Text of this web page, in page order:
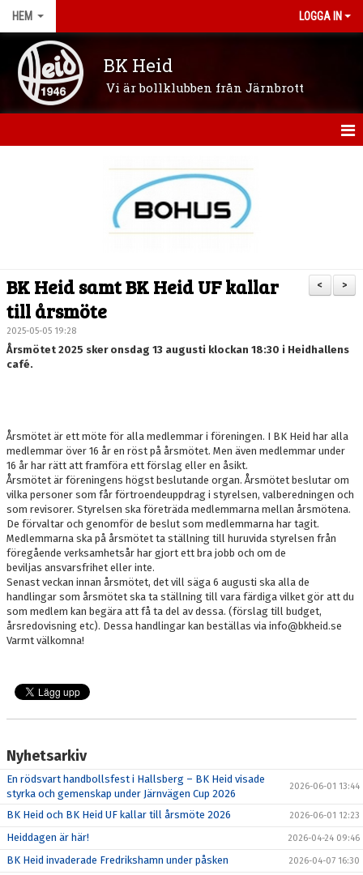
HEM LOGGA IN
BK Heid
Vi är bollklubben från Järnbrott
KONTAKT
HEID CUPEN
STÖTTA BK HEID - BLI MEDLEM!
HANDBOLLSGYMNASIUM
DIGITALT MATCHPROGRAM
>
<
BK Heid samt BK Heid UF kallar
till årsmöte
2025-05-05 19:28
Årsmötet 2025 sker onsdag 13 augusti klockan 18:30 i Heidhallens
café.
Årsmötet är ett möte för alla medlemmar i föreningen. I BK Heid har alla
medlemmar över 16 år en röst på årsmötet. Men även medlemmar under
16 år har rätt att framföra ett förslag eller en åsikt.
Årsmötet är föreningens högst beslutande organ. Årsmötet beslutar om
vilka personer som får förtroendeuppdrag i styrelsen, valberedningen och
som revisorer. Styrelsen ska företräda medlemmarna mellan årsmötena.
De förvaltar och genomför de beslut som medlemmarna har tagit.
Medlemmarna ska på årsmötet ta ställning till huruvida styrelsen från
föregående verksamhetsår har gjort ett bra jobb och om de
beviljas ansvarsfrihet eller inte.
Senast veckan innan årsmötet, det vill säga 6 augusti ska alla de
handlingar som årsmötet ska ta ställning till vara färdiga vilket gör att du
som medlem kan begära att få ta del av dessa. (förslag till budget,
årsredovisning etc). Dessa handlingar kan beställas via info@bkheid.se
Varmt välkomna!
Nyhetsarkiv
En rödsvart handbollsfest i Hallsberg – BK Heid visade
styrka och gemenskap under Järnvägen Cup 2026
2026-06-01 13:44
BK Heid och BK Heid UF kallar till årsmöte 2026 2026-06-01 12:23
Heiddagen är här! 2026-04-24 09:46
BK Heid invaderade Fredrikshamn under påsken 2026-04-07 16:30